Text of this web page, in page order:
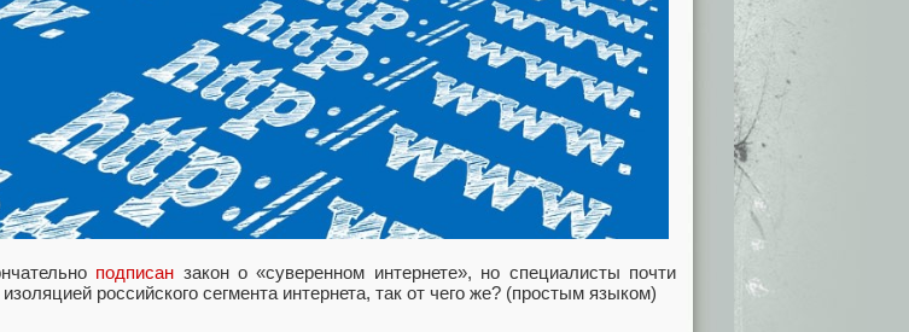
подписан закон о «суверенном интернете», но специалисты почти
российского сегмента интернета, так от чего же? (простым языком)